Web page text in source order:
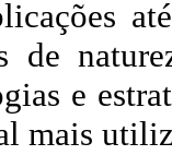
de
e
mais